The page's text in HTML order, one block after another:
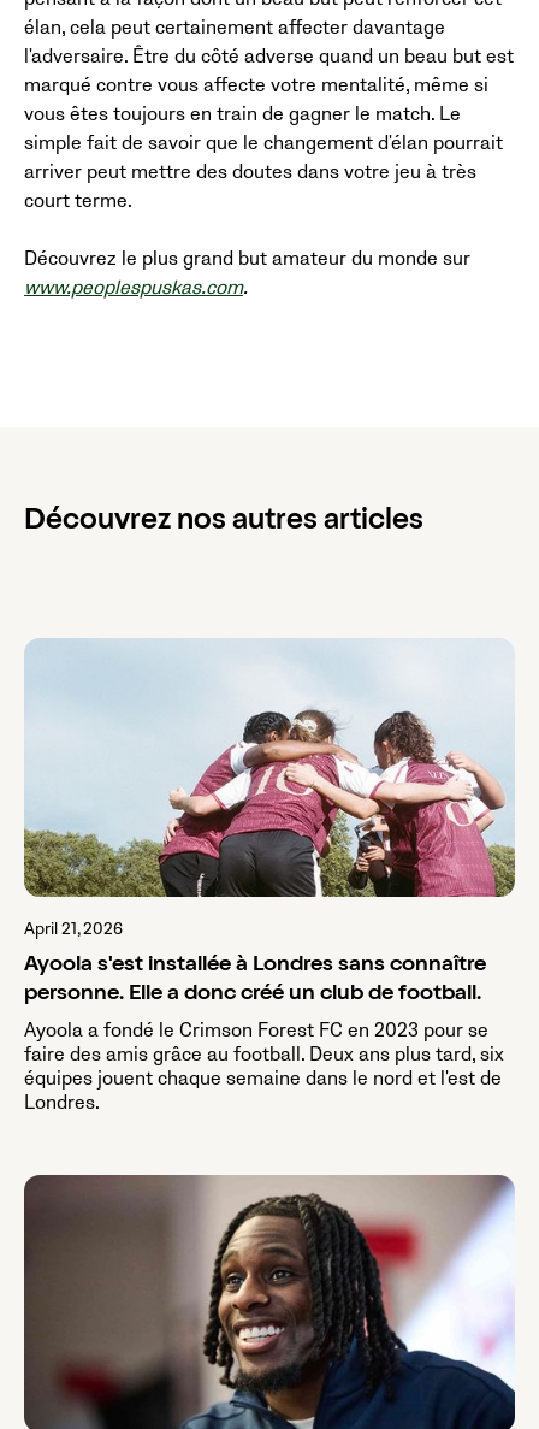
élan, cela peut certainement affecter davantage
l'adversaire. Être du côté adverse quand un beau but est
marqué contre vous affecte votre mentalité, même si
vous êtes toujours en train de gagner le match. Le
simple fait de savoir que le changement d'élan pourrait
arriver peut mettre des doutes dans votre jeu à très
court terme.
Découvrez le plus grand but amateur du monde sur
www.peoplespuskas.com.
Découvrez nos autres articles
April 21, 2026
Ayoola s'est installée à Londres sans connaître
personne. Elle a donc créé un club de football.
Ayoola a fondé le Crimson Forest FC en 2023 pour se
faire des amis grâce au football. Deux ans plus tard, six
équipes jouent chaque semaine dans le nord et l'est de
Londres.